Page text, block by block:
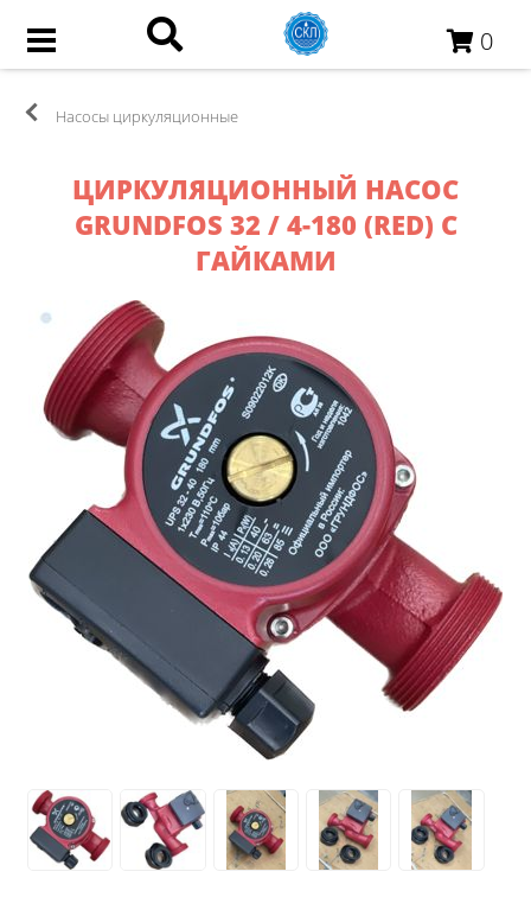
0
Насосы циркуляционные
ЦИРКУЛЯЦИОННЫЙ НАСОС
GRUNDFOS 32 / 4-180 (RED) С
ГАЙКАМИ